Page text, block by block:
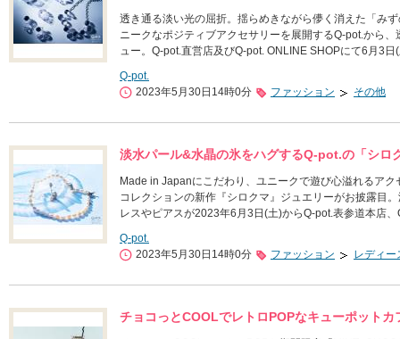
透き通る淡い光の屈折。揺らめきながら儚く消えた「み
ニークなポジティブアクセサリーを展開するQ-pot.から
ュー。Q-pot.直営店及びQ-pot. ONLINE SHOPにて6月3
Q-pot.
2023年5月30日14時0分
ファッション その他
淡水パール&水晶の氷をハグするQ-pot.の「シロ
Made in Japanにこだわり、ユニークで遊び心溢れるア
コレクションの新作『シロクマ』ジュエリーがお披露目
レスやピアスが2023年6月3日(土)からQ-pot.表参道本店
Q-pot.
2023年5月30日14時0分
ファッション レディー
チョコっとCOOLでレトロPOPなキューポット